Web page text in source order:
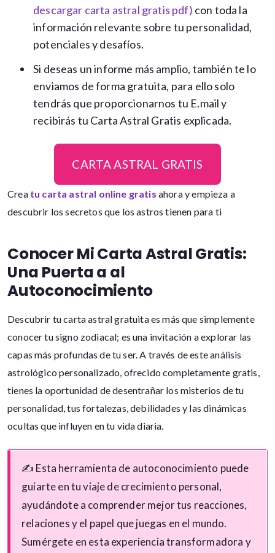
descargar carta astral gratis pdf) con toda la
información relevante sobre tu personalidad,
potenciales y desafíos.
Si deseas un informe más amplio, también te lo
enviamos de forma gratuita, para ello solo
tendrás que proporcionarnos tu E.mail y
recibirás tu Carta Astral Gratis explicada.
CARTA ASTRAL GRATIS
Crea tu carta astral online gratis ahora y empieza a
descubrir los secretos que los astros tienen para ti
Conocer Mi Carta Astral Gratis:
Una Puerta a al
Autoconocimiento
Descubrir tu carta astral gratuita es más que simplemente
conocer tu signo zodiacal; es una invitación a explorar las
capas más profundas de tu ser. A través de este análisis
astrológico personalizado, ofrecido completamente gratis,
tienes la oportunidad de desentrañar los misterios de tu
personalidad, tus fortalezas, debilidades y las dinámicas
ocultas que influyen en tu vida diaria.
✍ Esta herramienta de autoconocimiento puede
guiarte en tu viaje de crecimiento personal,
ayudándote a comprender mejor tus reacciones,
relaciones y el papel que juegas en el mundo.
Sumérgete en esta experiencia transformadora y